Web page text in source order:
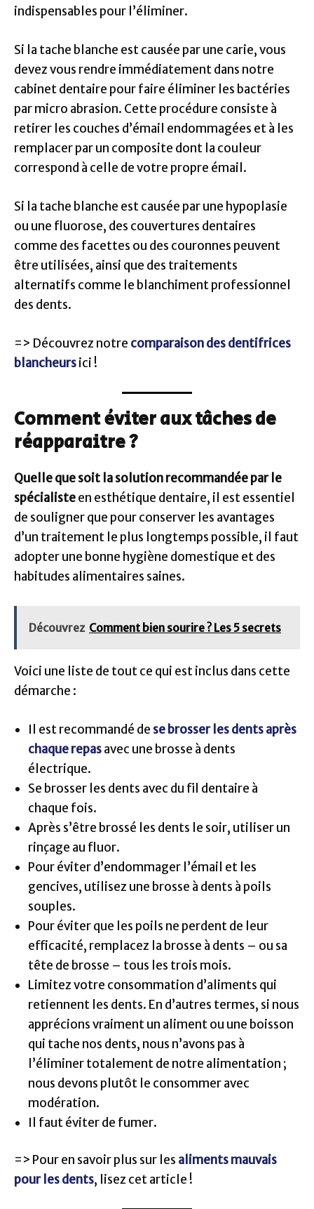
indispensables pour l’éliminer.
Si la tache blanche est causée par une carie, vous
devez vous rendre immédiatement dans notre
cabinet dentaire pour faire éliminer les bactéries
par micro abrasion. Cette procédure consiste à
retirer les couches d’émail endommagées et à les
remplacer par un composite dont la couleur
correspond à celle de votre propre émail.
Si la tache blanche est causée par une hypoplasie
ou une fluorose, des couvertures dentaires
comme des facettes ou des couronnes peuvent
être utilisées, ainsi que des traitements
alternatifs comme le blanchiment professionnel
des dents.
=> Découvrez notre comparaison des dentifrices
blancheursici !
Comment éviter aux tâches de
réapparaitre ?
Quelle que soit la solution recommandée par le
spécialisteen esthétique dentaire, il est essentiel
de souligner que pour conserver les avantages
d’un traitement le plus longtemps possible, il faut
adopter une bonne hygiène domestique et des
habitudes alimentaires saines.
Découvrez Comment bien sourire ? Les 5 secrets
Voici une liste de tout ce qui est inclus dans cette
démarche :
Il est recommandé de se brosser les dents après
chaque repasavec une brosse à dents
électrique.
Se brosser les dents avec du fil dentaire à
chaque fois.
Après s’être brossé les dents le soir, utiliser un
rinçage au fluor.
Pour éviter d’endommager l’émail et les
gencives, utilisez une brosse à dents à poils
souples.
Pour éviter que les poils ne perdent de leur
efficacité, remplacez la brosse à dents – ou sa
tête de brosse – tous les trois mois.
Limitez votre consommation d’aliments qui
retiennent les dents. En d’autres termes, si nous
apprécions vraiment un aliment ou une boisson
qui tache nos dents, nous n’avons pas à
l’éliminer totalement de notre alimentation ;
nous devons plutôt le consommer avec
modération.
Il faut éviter de fumer.
=> Pour en savoir plus sur les aliments mauvais
pour les dents, lisez cet article !